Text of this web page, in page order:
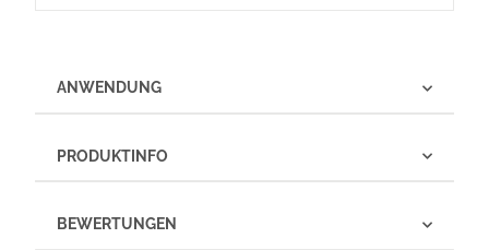
ANWENDUNG
PRODUKTINFO
BEWERTUNGEN